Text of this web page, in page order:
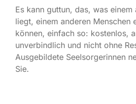
Es kann guttun, das, was
liegt, einem anderen Menschen
können, einfach so: kostenlos,
unverbindlich und nicht ohne
Ausgebildete Seelsorgerinnen
Sie.